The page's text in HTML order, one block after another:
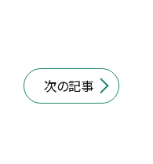
次の記事